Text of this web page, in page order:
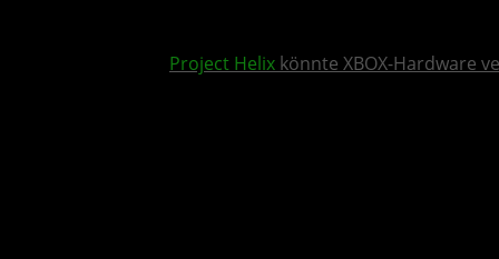
Project Helix könnte XBOX-Hardware